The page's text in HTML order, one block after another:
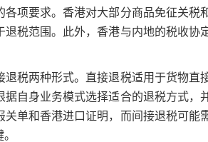
项要求。香港对大部分商品免征关税
税范围。此外，香港与内地的税收协
两种形式。直接退税适用于货物直
自身业务模式选择适合的退税方式，
单和香港进口证明，而间接退税可能